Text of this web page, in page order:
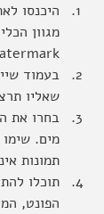
מגוון
שאליו
בחרו את
מים.
תמונות
תוכלו
הפונט,